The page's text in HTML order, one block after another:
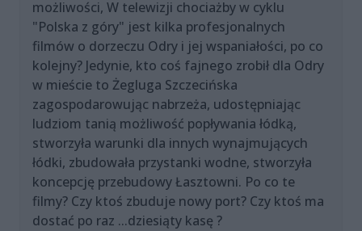
możliwości, W telewizji chociażby w cyklu
"Polska z góry" jest kilka profesjonalnych
filmów o dorzeczu Odry i jej wspaniałości, po co
kolejny? Jedynie, kto coś fajnego zrobił dla Odry
w mieście to Żegluga Szczecińska
zagospodarowując nabrzeża, udostępniając
ludziom tanią możliwość popływania łódką,
stworzyła warunki dla innych wynajmujących
łódki, zbudowała przystanki wodne, stworzyła
koncepcję przebudowy Łasztowni. Po co te
filmy? Czy ktoś zbuduje nowy port? Czy ktoś ma
dostać po raz ...dziesiąty kasę ?